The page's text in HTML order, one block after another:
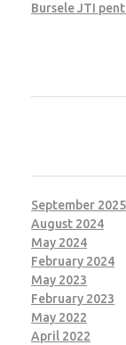
Bursele JTI
September 2025
August 2024
May 2024
February 2024
May 2023
February 2023
May 2022
April 2022